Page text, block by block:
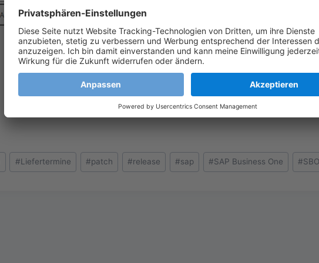
#Liefertermine #patch #release #sap #SAP Business One #